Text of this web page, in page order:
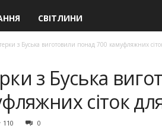
СВІТЛИНИ
з Буська виготовили понад 700 камуфляжних
з Буська
сіток
110 0